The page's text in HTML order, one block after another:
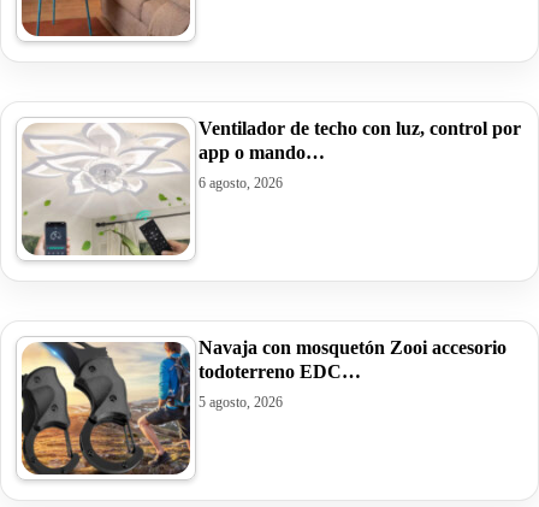
Ventilador de techo con luz, control por
app o mando…
6 agosto, 2026
Navaja con mosquetón Zooi accesorio
todoterreno EDC…
5 agosto, 2026